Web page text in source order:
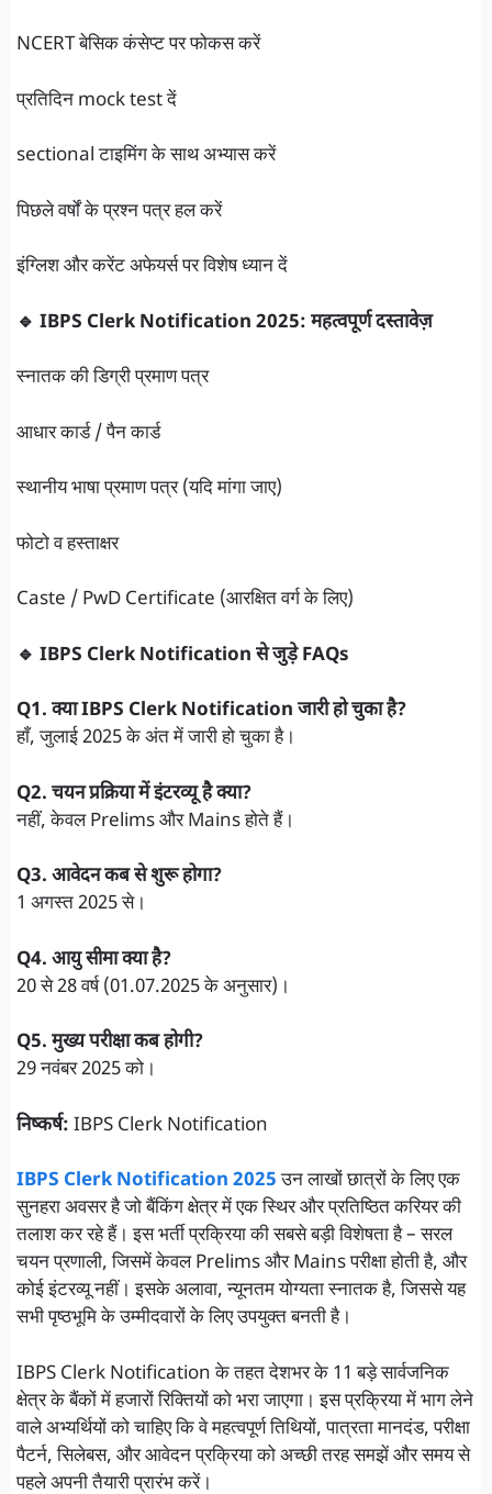
NCERT बेसिक कंसेप्ट पर फोकस करें
प्रतिदिन mock test दें
sectional टाइमिंग के साथ अभ्यास करें
पिछले वर्षों के प्रश्न पत्र हल करें
इंग्लिश और करेंट अफेयर्स पर विशेष ध्यान दें
🔹 IBPS Clerk Notification 2025: महत्वपूर्ण दस्तावेज़
स्नातक की डिग्री प्रमाण पत्र
आधार कार्ड / पैन कार्ड
स्थानीय भाषा प्रमाण पत्र (यदि मांगा जाए)
फोटो व हस्ताक्षर
Caste / PwD Certificate (आरक्षित वर्ग के लिए)
🔹 IBPS Clerk Notification से जुड़े FAQs
Q1. क्या IBPS Clerk Notification जारी हो चुका है?
हाँ, जुलाई 2025 के अंत में जारी हो चुका है।
Q2. चयन प्रक्रिया में इंटरव्यू है क्या?
नहीं, केवल Prelims और Mains होते हैं।
Q3. आवेदन कब से शुरू होगा?
1 अगस्त 2025 से।
Q4. आयु सीमा क्या है?
20 से 28 वर्ष (01.07.2025 के अनुसार)।
Q5. मुख्य परीक्षा कब होगी?
29 नवंबर 2025 को।
निष्कर्ष: IBPS Clerk Notification
IBPS Clerk Notification 2025उन लाखों छात्रों के लिए एक
सुनहरा अवसर है जो बैंकिंग क्षेत्र में एक स्थिर और प्रतिष्ठित करियर की
तलाश कर रहे हैं। इस भर्ती प्रक्रिया की सबसे बड़ी विशेषता है – सरल
चयन प्रणाली, जिसमें केवल Prelims और Mains परीक्षा होती है, और
कोई इंटरव्यू नहीं। इसके अलावा, न्यूनतम योग्यता स्नातक है, जिससे यह
सभी पृष्ठभूमि के उम्मीदवारों के लिए उपयुक्त बनती है।
IBPS Clerk Notification के तहत देशभर के 11 बड़े सार्वजनिक
क्षेत्र के बैंकों में हजारों रिक्तियों को भरा जाएगा। इस प्रक्रिया में भाग लेने
वाले अभ्यर्थियों को चाहिए कि वे महत्वपूर्ण तिथियों, पात्रता मानदंड, परीक्षा
पैटर्न, सिलेबस, और आवेदन प्रक्रिया को अच्छी तरह समझें और समय से
पहले अपनी तैयारी प्रारंभ करें।